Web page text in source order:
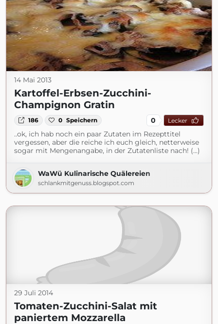
14 Mai 2013
Kartoffel-Erbsen-Zucchini-
Champignon Gratin
186 0 Speichern 0 Lecker
..ok, ich hab noch ein paar Zutaten im Rezepttitel
vergessen, aber die reiche ich euch gleich, netterweise
sogar mit Mengenangabe, in der Zutatenliste nach! (...)
WaWü Kulinarische Quälereien
schlankmitgenuss.blogspot.com
29 Juli 2014
Tomaten-Zucchini-Salat mit
paniertem Mozzarella